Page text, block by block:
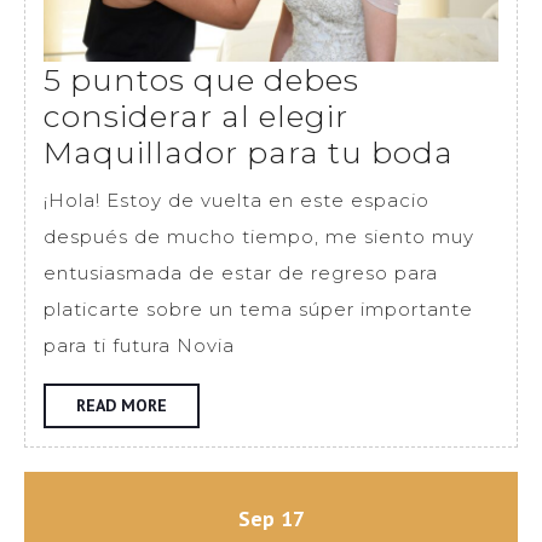
5 puntos que debes
considerar al elegir
Maquillador para tu boda
elegir
para
tu
¡Hola! Estoy de vuelta en este espacio
después de mucho tiempo, me siento muy
entusiasmada de estar de regreso para
platicarte sobre un tema súper importante
para ti futura Novia
READ MORE
MORE
Sepseptiembre
17septiembre